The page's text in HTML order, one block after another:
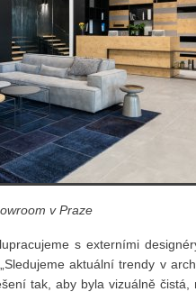
v Praze
s externími
aktuální trendy v
tak, aby byla vizuálně čistá,